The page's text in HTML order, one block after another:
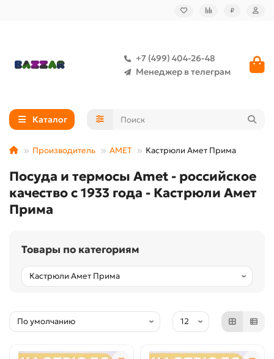
₽
+7 (499) 404-26-48
Менеджер в телеграм
Каталог
Производитель АМЕТ Кастрюли Амет Прима
Посуда и термосы Amet - российское
качество с 1933 года - Кастрюли Амет
Прима
Товары по категориям